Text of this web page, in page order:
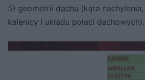
5) geometrii dachu (kąta
kalenicy i układu połaci dachowych).